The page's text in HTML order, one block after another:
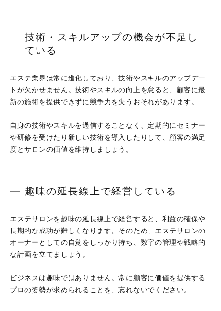
技術・スキルアップの機会が不足し
ている
エステ業界は常に進化しており、技術やスキルのアップデー
トが欠かせません。技術やスキルの向上を怠ると、顧客に最
新の施術を提供できずに競争力を失うおそれがあります。
自身の技術やスキルを過信することなく、定期的にセミナー
や研修を受けたり新しい技術を導入したりして、顧客の満足
度とサロンの価値を維持しましょう。
趣味の延長線上で経営している
エステサロンを趣味の延長線上で経営すると、利益の確保や
長期的な成功が難しくなります。そのため、エステサロンの
オーナーとしての自覚をしっかり持ち、数字の管理や戦略的
な計画を立てましょう。
ビジネスは趣味ではありません。常に顧客に価値を提供する
プロの姿勢が求められることを、忘れないでください。